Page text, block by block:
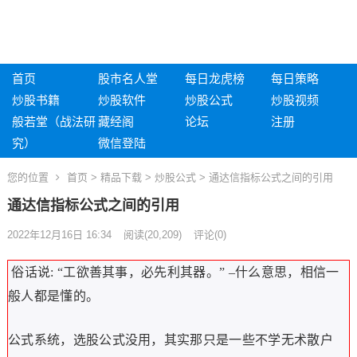
首页 股市名人堂 每日龙虎榜
每日策略
炒股书籍
炒股软件 炒股公式
炒股视频
般若堂（战法研
究）
藏经阁 论坛
注册
微信登陆
您的位置 首页 > 精品下载> 炒股公式 > 通达信指标公式之间的引用
通达信指标公式之间的引用
2022年12月16日 16:34 阅读(20,209) 评论(0)
俗话说: “工欲善其事，必先利其器。” –什么意思，相信一
般人都是懂的。
公式系统，选股公式没用，其实那只是一些不学无术散户